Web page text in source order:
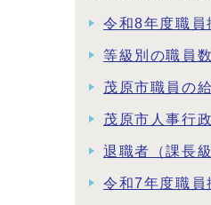
令和8年度職員
等級別の職員
茂原市職員の
茂原市人事行
退職者（課長
令和7年度職員